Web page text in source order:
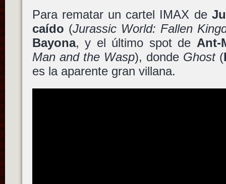
Para rematar un cartel IMAX de
caído (Jurassic World: Fallen
Bayona, y el último spot de Ant-
Man and the Wasp), donde Ghost(
es la aparente gran villana.